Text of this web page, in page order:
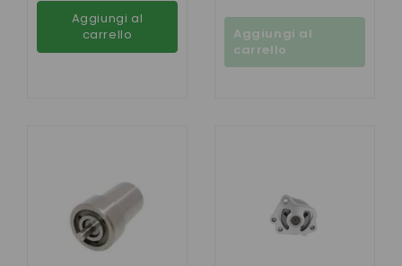
Aggiungi al
carrello
Aggiungi al
carrello